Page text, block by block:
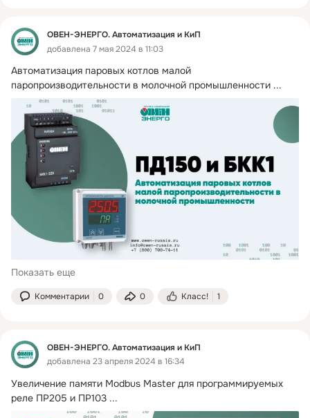
ОВЕН-ЭНЕРГО. Автоматизация и КиП
добавлена 7 мая 2024 в 11:03
Автоматизация паровых котлов малой
паропроизводительности в молочной промышленности ...
Показать еще
Комментарии 0 0 Класс! 1
ОВЕН-ЭНЕРГО. Автоматизация и КиП
добавлена 23 апреля 2024 в 16:34
Увеличение памяти Modbus Master для программируемых
реле ПР205 и ПР103 ...